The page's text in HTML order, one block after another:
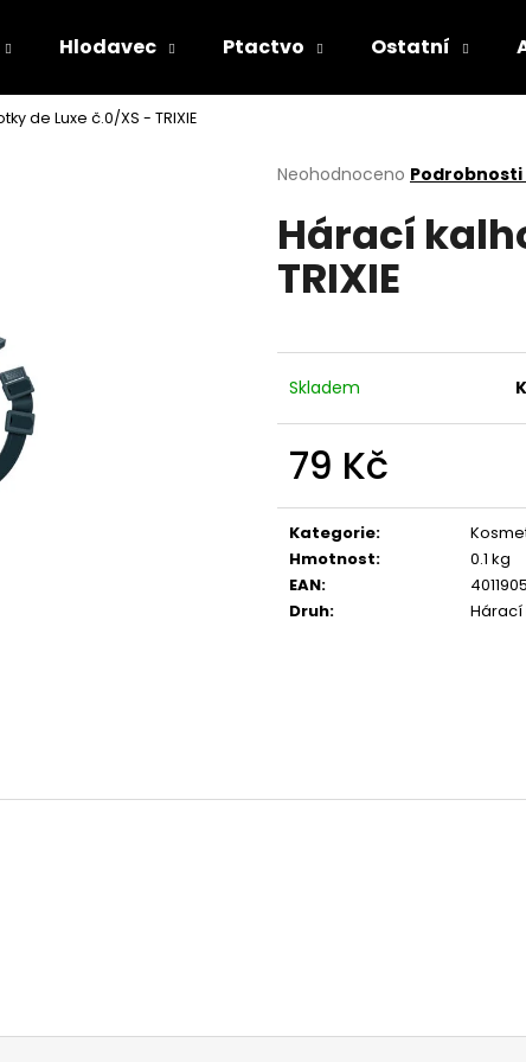
Hlodavec Ptactvo Ostatní
de Luxe č.0/XS - TRIXIE
Průměrné
produktu
je
0,0
Neohodnoceno
Hárací
TRIXIE
Skladem
79 Kč
cena:
Kategorie:
Hmotnost:
0.1 kg
EAN:
Druh: Hárací
Co potřebujete najít?
HLEDAT
CALIBRA JOY
AND SALMON